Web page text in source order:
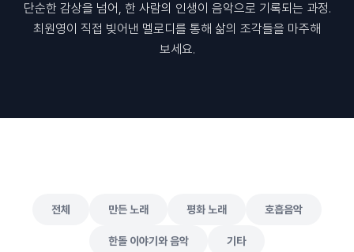
단순한 감상을 넘어, 한 사람의 인생이 음악으로 기록되는 과정.
최원영이 직접 빚어낸 멜로디를 통해 삶의 조각들을 마주해
보세요.
전체 만든 노래 평화 노래 호흡음악
한돌 이야기와 음악 기타